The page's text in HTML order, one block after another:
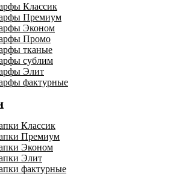
Классик
Премиум
Эконом
Промо
тканые
сублим
Элит
фактурные
Классик
Премиум
Эконом
Элит
фактурные